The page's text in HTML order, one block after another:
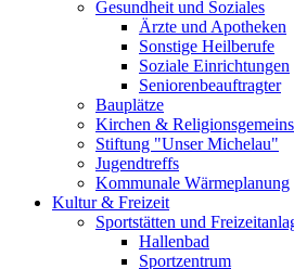
Gesundheit und Soziales
Ärzte und Apotheken
Sonstige Heilberufe
Soziale Einrichtungen
Seniorenbeauftragter
Bauplätze
Kirchen &
Stiftung "Unser Michelau"
Jugendtreffs
Kommunale Wärmeplanung
Kultur & Freizeit
Sportstätten und
Hallenbad
Sportzentrum